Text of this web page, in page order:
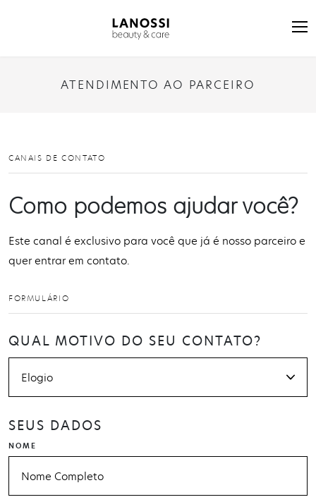
ATENDIMENTO AO PARCEIRO
CANAIS DE CONTATO
Como podemos ajudar você?
Este canal é exclusivo para você que já é nosso parceiro e
quer entrar em contato.
FORMULÁRIO
QUAL MOTIVO DO SEU CONTATO?
SEUS DADOS
NOME